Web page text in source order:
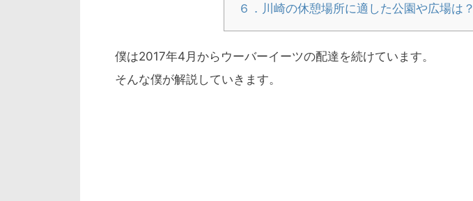
６．川崎の休憩場所に適した公園や広場は？
僕は2017年4月からウーバーイーツの配達を続けています。
そんな僕が解説していきます。